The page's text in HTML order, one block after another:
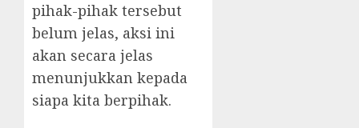
pihak-pihak tersebut
belum jelas, aksi ini
akan secara jelas
menunjukkan kepada
siapa kita berpihak.